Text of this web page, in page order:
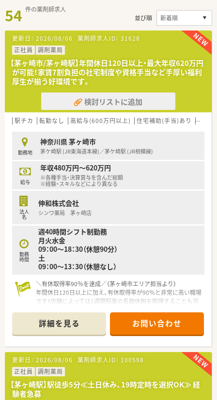
54 件の薬剤師求人
並び順
更新日： 2026/08/06 薬剤師求人ID： 31628
正社員
調剤薬局
【茅ヶ崎市/茅ヶ崎駅】年間休日120日以上・最大年収620万円
が可能！家賃7割負担の社宅制度や資格手当など手厚い福利
厚生が揃う好環境です。
検討リストに追加
駅チカ 転勤なし 高給与(600万円以上) 住宅補助(手当)あり 認定
勤務地
神奈川県 茅ヶ崎市
茅ケ崎駅 (JR東海道本線)／茅ケ崎駅 (JR相模線)
給与
年収480万円～620万円
※各種手当・決算賞与を含んだ総額
※経験・スキルなどにより異なる
法人
名
伸和株式会社
シンワ薬局 茅ヶ崎店
勤務
時間
週40時間シフト制勤務
月火水金
09：00～18：30（休憩90分）
土
09：00～13：30（休憩なし）
＼有休取得率90％を達成／（茅ヶ崎市エリア担当より）
年間休日120日以上に加え、有休取得率が90％と非常に高い職場
です！店舗によっては1週間程度の長期休暇を取得することも可
＊------------------------------------------＊
【店舗情報と応需状況について】
■JR東海道本線の茅ケ崎駅から徒歩約3分という、毎日の通勤に
非常に便利な立地に店舗を構えています。
■近隣の内科クリニックからの処方箋を中心に、1日あたり約60
枚を応需しており、多科目の処方も経験できます。
■薬剤師は常勤2名とパート1名、事務員2名の体制で、チームワ
ークを重視しながら日々の業務に取り組んでいます。
詳細を見る お問い合わせ
更新日： 2026/08/06 薬剤師求人ID： 100598
正社員
調剤薬局
【茅ヶ崎駅】駅徒歩5分≪土日休み、19時定時を選択OK≫ 経
験者急募